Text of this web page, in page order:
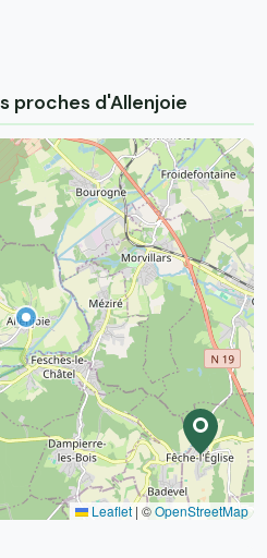
proches d'Allenjoie
Leaflet | ©OpenStreetMap